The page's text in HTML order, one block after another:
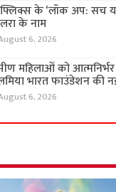
के ‘लॉक अप: सच या
के नाम
6, 2026
महिलाओं को
भारत फाउंडेशन की
6, 2026